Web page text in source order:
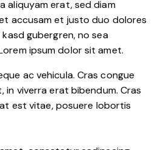
aliquyam erat, sed diam
accusam et justo duo dolores
gubergren, no sea
ipsum dolor sit amet.
ac vehicula. Cras congue
in viverra erat bibendum. Cras
est vitae, posuere lobortis